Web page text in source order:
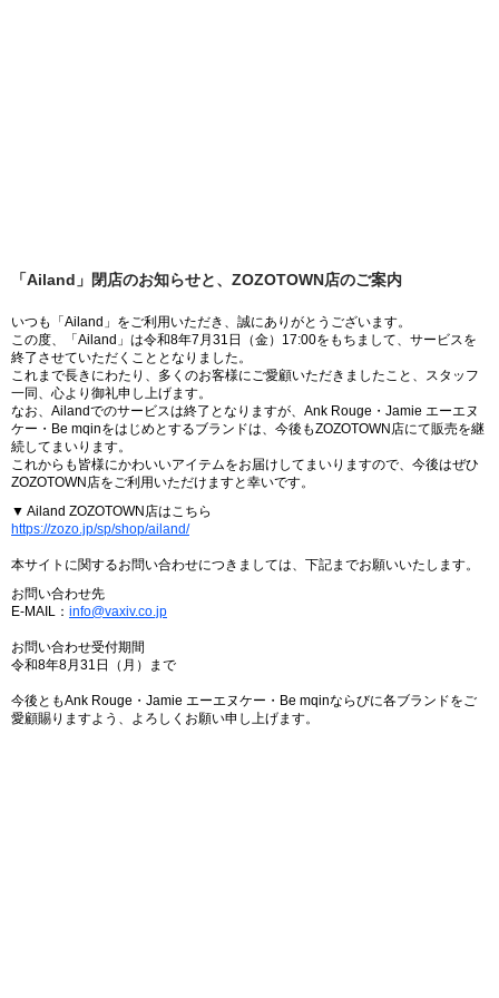
「Ailand」閉店のお知らせと、ZOZOTOWN店のご案内
いつも「Ailand」をご利用いただき、誠にありがとうございます。
この度、「Ailand」は令和8年7月31日（金）17:00をもちまして、サービスを
終了させていただくこととなりました。
これまで長きにわたり、多くのお客様にご愛顧いただきましたこと、スタッフ
一同、心より御礼申し上げます。
なお、Ailandでのサービスは終了となりますが、Ank Rouge・Jamie エーエヌ
ケー・Be mqinをはじめとするブランドは、今後もZOZOTOWN店にて販売を継
続してまいります。
これからも皆様にかわいいアイテムをお届けしてまいりますので、今後はぜひ
ZOZOTOWN店をご利用いただけますと幸いです。
▼ Ailand ZOZOTOWN店はこちら
https://zozo.jp/sp/shop/ailand/
本サイトに関するお問い合わせにつきましては、下記までお願いいたします。
お問い合わせ先
E-MAIL： info@vaxiv.co.jp
お問い合わせ受付期間
令和8年8月31日（月）まで
今後ともAnk Rouge・Jamie エーエヌケー・Be mqinならびに各ブランドをご
愛顧賜りますよう、よろしくお願い申し上げます。